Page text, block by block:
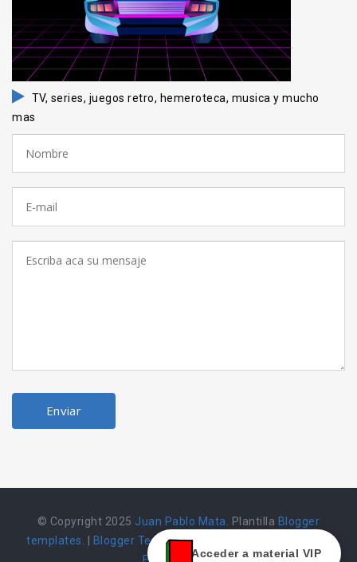
Acceder a material VIP
TV, series, juegos retro, hemeroteca, musica y mucho
mas
© Copyright 2025 Juan Pablo Mata . Plantilla Blogger
templates
Blogger Templates